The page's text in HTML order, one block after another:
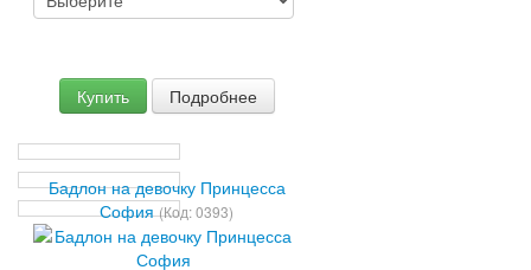
Купить Подробнее
Бадлон на девочку Принцесса
София(Код:0393)